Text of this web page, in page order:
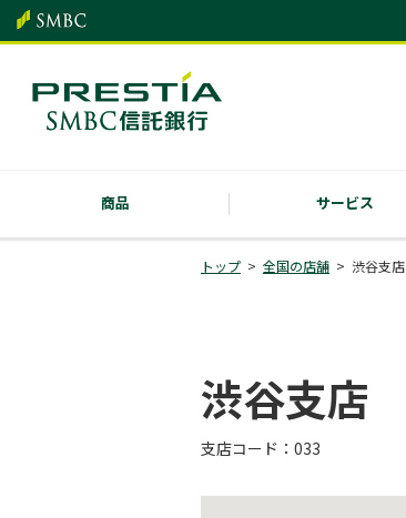
商品 サービス
トップ 全国の店舗 渋谷支店
渋谷支店
支店コード：033